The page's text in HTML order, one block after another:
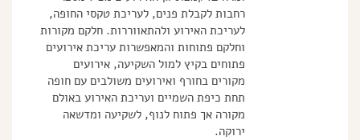
רחבות לקבלת פנים, לעריכת טקסי החופה,
לעריכת האירוע ולהתאווררות. חלקם מקורות
וחלקם פתוחות והמאפשרות עריכת אירועים
פתוחים בקיץ למול השקיעה, אירועים
מקורים בחורף ואירועים משולבים עם חופה
תחת כיפת השמיים ועריכת האירוע באולם
מקורה אך פתוח לנוף, לשקיעה ומדשאה
ירוקה.